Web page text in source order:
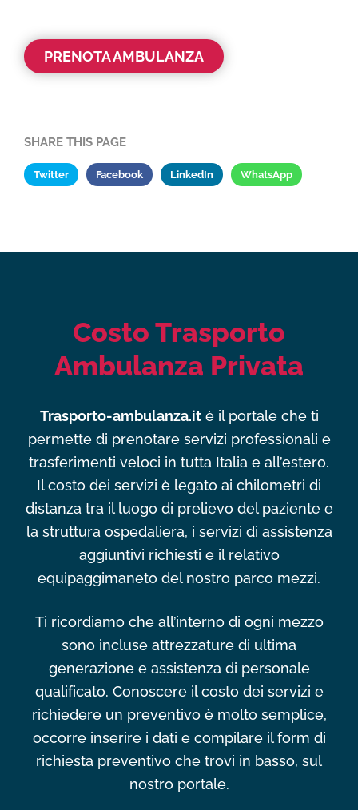
PRENOTA AMBULANZA
SHARE THIS PAGE
Twitter Facebook LinkedIn WhatsApp
Costo Trasporto
Ambulanza Privata
Trasporto-ambulanza.itè il portale che ti
permette di prenotare servizi professionali e
trasferimenti veloci in tutta Italia e all’estero.
Il costo dei servizi è legato ai chilometri di
distanza tra il luogo di prelievo del paziente e
la struttura ospedaliera, i servizi di assistenza
aggiuntivi richiesti e il relativo
equipaggimaneto del nostro parco mezzi.
Ti ricordiamo che all’interno di ogni mezzo
sono incluse attrezzature di ultima
generazione e assistenza di personale
qualificato. Conoscere il costo dei servizi e
richiedere un preventivo è molto semplice,
occorre inserire i dati e compilare il form di
richiesta preventivo che trovi in basso, sul
nostro portale.